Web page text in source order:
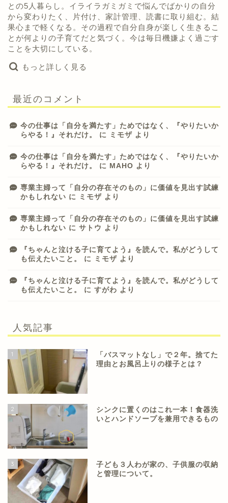
との5人暮らし。イライラガミガミで悩んでばかりの自分
から変わりたく、片付け、家計管理、読書に取り組む。結
果心まで軽くなる。その過程で自分自身が楽しく生きるこ
とが何よりの子育てだと気づく。今は毎日機嫌よく過ごす
ことを大切にしている。
もっと詳しく見る
最近のコメント
今の仕事は「自分を満たす」ためではなく、『やりたいか
らやる！』それだけ。
に ミモザ より
今の仕事は「自分を満たす」ためではなく、『やりたいか
らやる！』それだけ。
に MAHO より
専業主婦って「自分の存在そのもの」に価値を見出す試練
かもしれない に ミモザ より
専業主婦って「自分の存在そのもの」に価値を見出す試練
かもしれない に サトウ より
『ちゃんと泣ける子に育てよう』を読んで。私がどうして
も伝えたいこと。
に ミモザ より
『ちゃんと泣ける子に育てよう』を読んで。私がどうして
も伝えたいこと。
に すがわ より
人気記事
1
「バスマットなし」で２年。捨てた
理由とお風呂上りの様子とは？
2
シンクに置くのはこれ一本！食器洗
いとハンドソープを兼用できるもの
3
子ども３人わが家の、子供服の収納
と管理について。